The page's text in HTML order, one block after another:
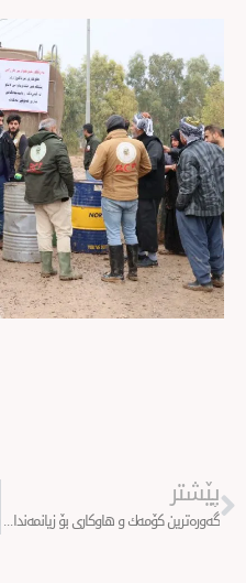
گەورەترین كۆمەك و هاوكاری بۆ زیانمەندانی لافاوی هەولێر دابین دەكرێت